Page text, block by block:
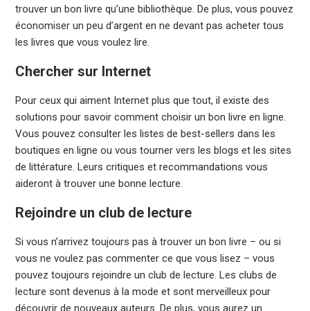
trouver un bon livre qu’une bibliothèque. De plus, vous pouvez
économiser un peu d’argent en ne devant pas acheter tous
les livres que vous voulez lire.
Chercher sur Internet
Pour ceux qui aiment Internet plus que tout, il existe des
solutions pour savoir comment choisir un bon livre en ligne.
Vous pouvez consulter les listes de best-sellers dans les
boutiques en ligne ou vous tourner vers les blogs et les sites
de littérature. Leurs critiques et recommandations vous
aideront à trouver une bonne lecture.
Rejoindre un club de lecture
Si vous n’arrivez toujours pas à trouver un bon livre – ou si
vous ne voulez pas commenter ce que vous lisez – vous
pouvez toujours rejoindre un club de lecture. Les clubs de
lecture sont devenus à la mode et sont merveilleux pour
découvrir de nouveaux auteurs. De plus, vous aurez un